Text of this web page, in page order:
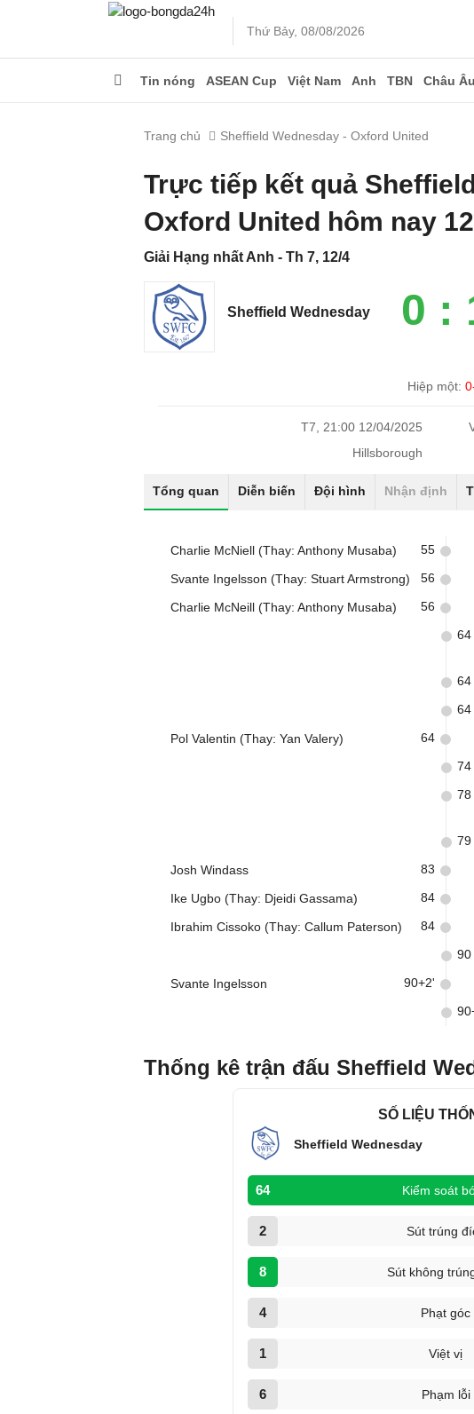
Thứ Bảy, 08/08/2026
Tin nóng ASEAN Cup Việt Nam Anh TBN Châu Âu
Trang chủ Sheffield Wednesday - Oxford United
Trực tiếp kết quả
Oxford United hôm nay
Giải Hạng nhất Anh - Th 7, 12/4
Sheffield Wednesday 0 :
Hiệp một:
T7, 21:00 12/04/2025
Hillsborough
Tổng quan Diễn biến Đội hình Nhận định
Charlie McNiell (Thay: Anthony Musaba) 55
Svante Ingelsson (Thay: Stuart Armstrong) 56
Charlie McNeill (Thay: Anthony Musaba) 56
64
64
64
Pol Valentin (Thay: Yan Valery) 64
74
78
79
Josh Windass 83
Ike Ugbo (Thay: Djeidi Gassama) 84
Ibrahim Cissoko (Thay: Callum Paterson) 84
90
Svante Ingelsson 90+2'
Thống kê trận đấu Sheffield
SỐ LIỆU
Sheffield Wednesday
64 Kiểm soát
2 Sút trúng
8 Sút không
4 Phạt góc
1 Việt vị
6 Phạm lỗi